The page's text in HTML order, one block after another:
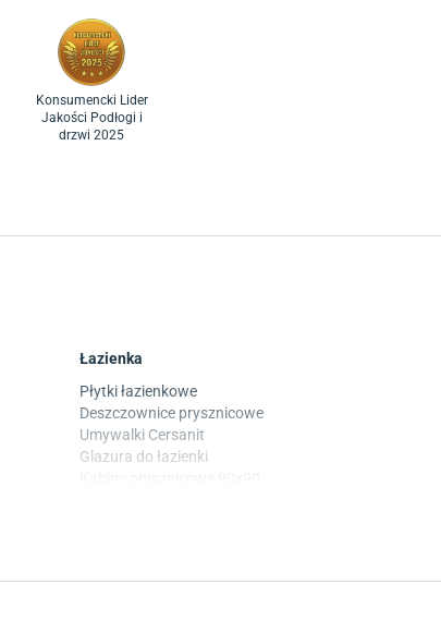
Konsumencki Lider
Jakości Podłogi i
drzwi 2025
Łazienka
Płytki łazienkowe
Deszczownice prysznicowe
Umywalki Cersanit
Glazura do łazienki
Płytki betonowe